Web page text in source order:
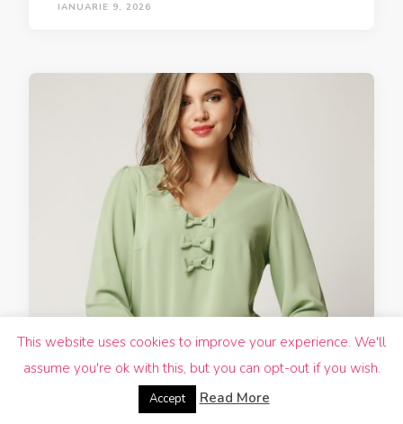
IANUARIE 9, 2026
This website uses cookies to improve your experience. We'll
assume you're ok with this, but you can opt-out if you wish.
Accept Read More